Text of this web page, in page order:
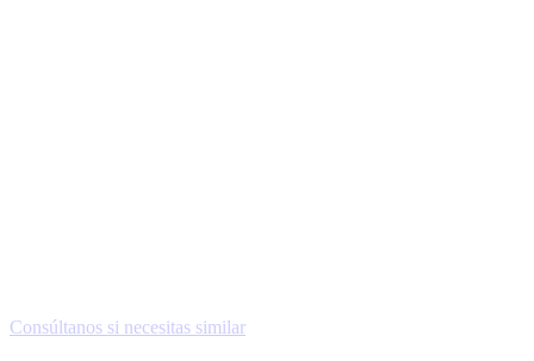
Consúltanos si necesitas similar